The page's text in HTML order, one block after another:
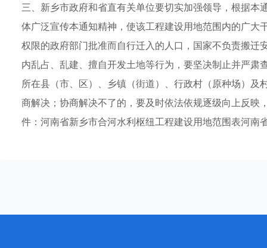
三、新乡市政府和省直有关单位要切实加强领导，根据
体广泛宣传本通知精神，使该工程建设用地范围内的广
权限的政府部门批准而自行迁入的人口，国家不负责搬
内乱占、乱建、擅自开发土地等行为，要坚决制止并严
所在县（市、区）、乡镇（街道）、行政村（原种场）
商解决；协商解决不了的，要及时依法依规逐级向上反
件：河南省新乡市合河水利枢纽工程建设用地范围表河南